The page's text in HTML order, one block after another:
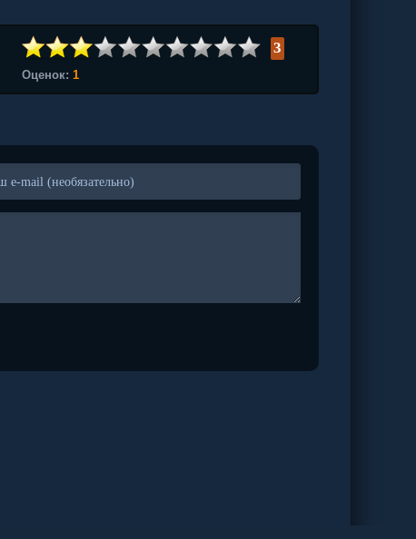
3
Оценок: 1